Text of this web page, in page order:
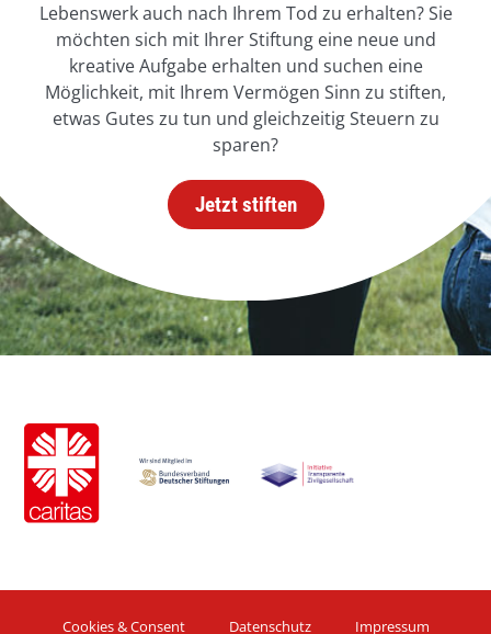
Lebenswerk auch nach Ihrem Tod zu erhalten? Sie
möchten sich mit Ihrer Stiftung eine neue und
kreative Aufgabe erhalten und suchen eine
Möglichkeit, mit Ihrem Vermögen Sinn zu stiften,
etwas Gutes zu tun und gleichzeitig Steuern zu
sparen?
Jetzt stiften
Cookies & Consent Datenschutz Impressum